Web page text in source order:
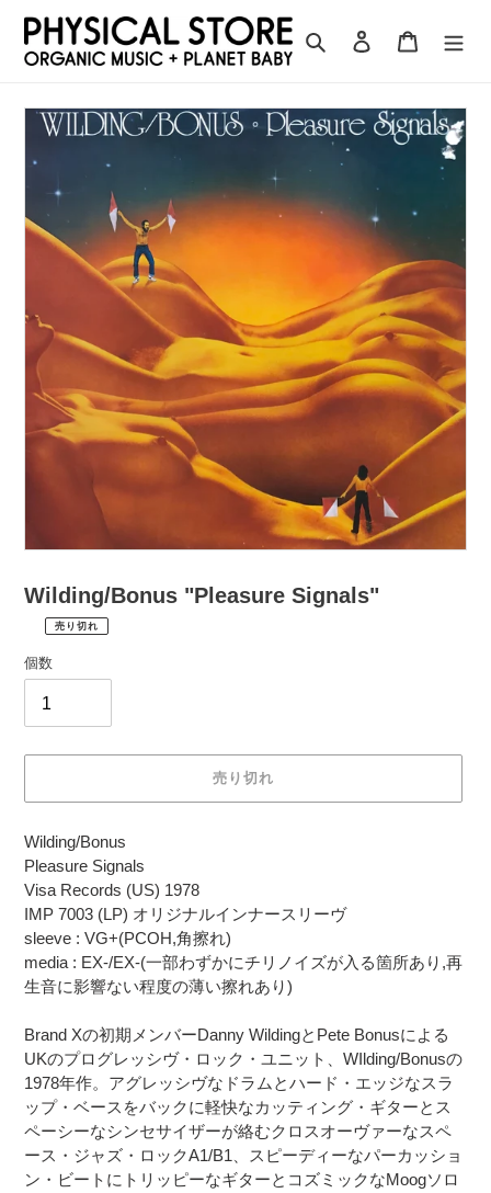
検索 ログインカート
Wilding/Bonus "Pleasure Signals"
常
価
格
¥1,980
売り切れ
税
込
送
手
続
き
時
に
算
さ
ま
す
コ
ン
デ
ィ
シ
個数
売り切れ
カ
ー
ト
に
品
を
追
す
る
Wilding/Bonus
Pleasure Signals
Visa Records (US) 1978
IMP 7003 (LP) オリジナルインナースリーヴ
sleeve : VG+(PCOH,角擦れ)
media : EX-/EX-(一部わずかにチリノイズが入る箇所あり,再
生音に影響ない程度の薄い擦れあり)
Brand Xの初期メンバーDanny WildingとPete Bonusによる
UKのプログレッシヴ・ロック・ユニット、WIlding/Bonusの
1978年作。アグレッシヴなドラムとハード・エッジなスラ
ップ・ベースをバックに軽快なカッティング・ギターとス
ペーシーなシンセサイザーが絡むクロスオーヴァーなスペ
ース・ジャズ・ロックA1/B1、スピーディーなパーカッショ
ン・ビートにトリッピーなギターとコズミックなMoogソロ